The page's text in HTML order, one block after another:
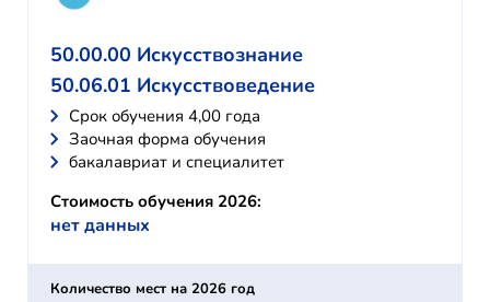
50.00.00 Искусствознание
50.06.01 Искусствоведение
Cрок обучения 4,00 года
Заочная форма обучения
бакалавриат и специалитет
Стоимость обучения 2026:
нет данных
Количество мест на 2026 год